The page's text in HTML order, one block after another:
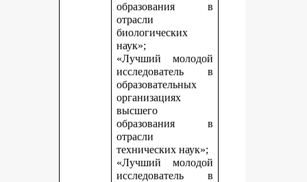
образования в
отрасли
биологических
наук»;
«Лучший молодой
исследователь в
образовательных
организациях
высшего
образования в
отрасли
технических наук»;
«Лучший молодой
исследователь в